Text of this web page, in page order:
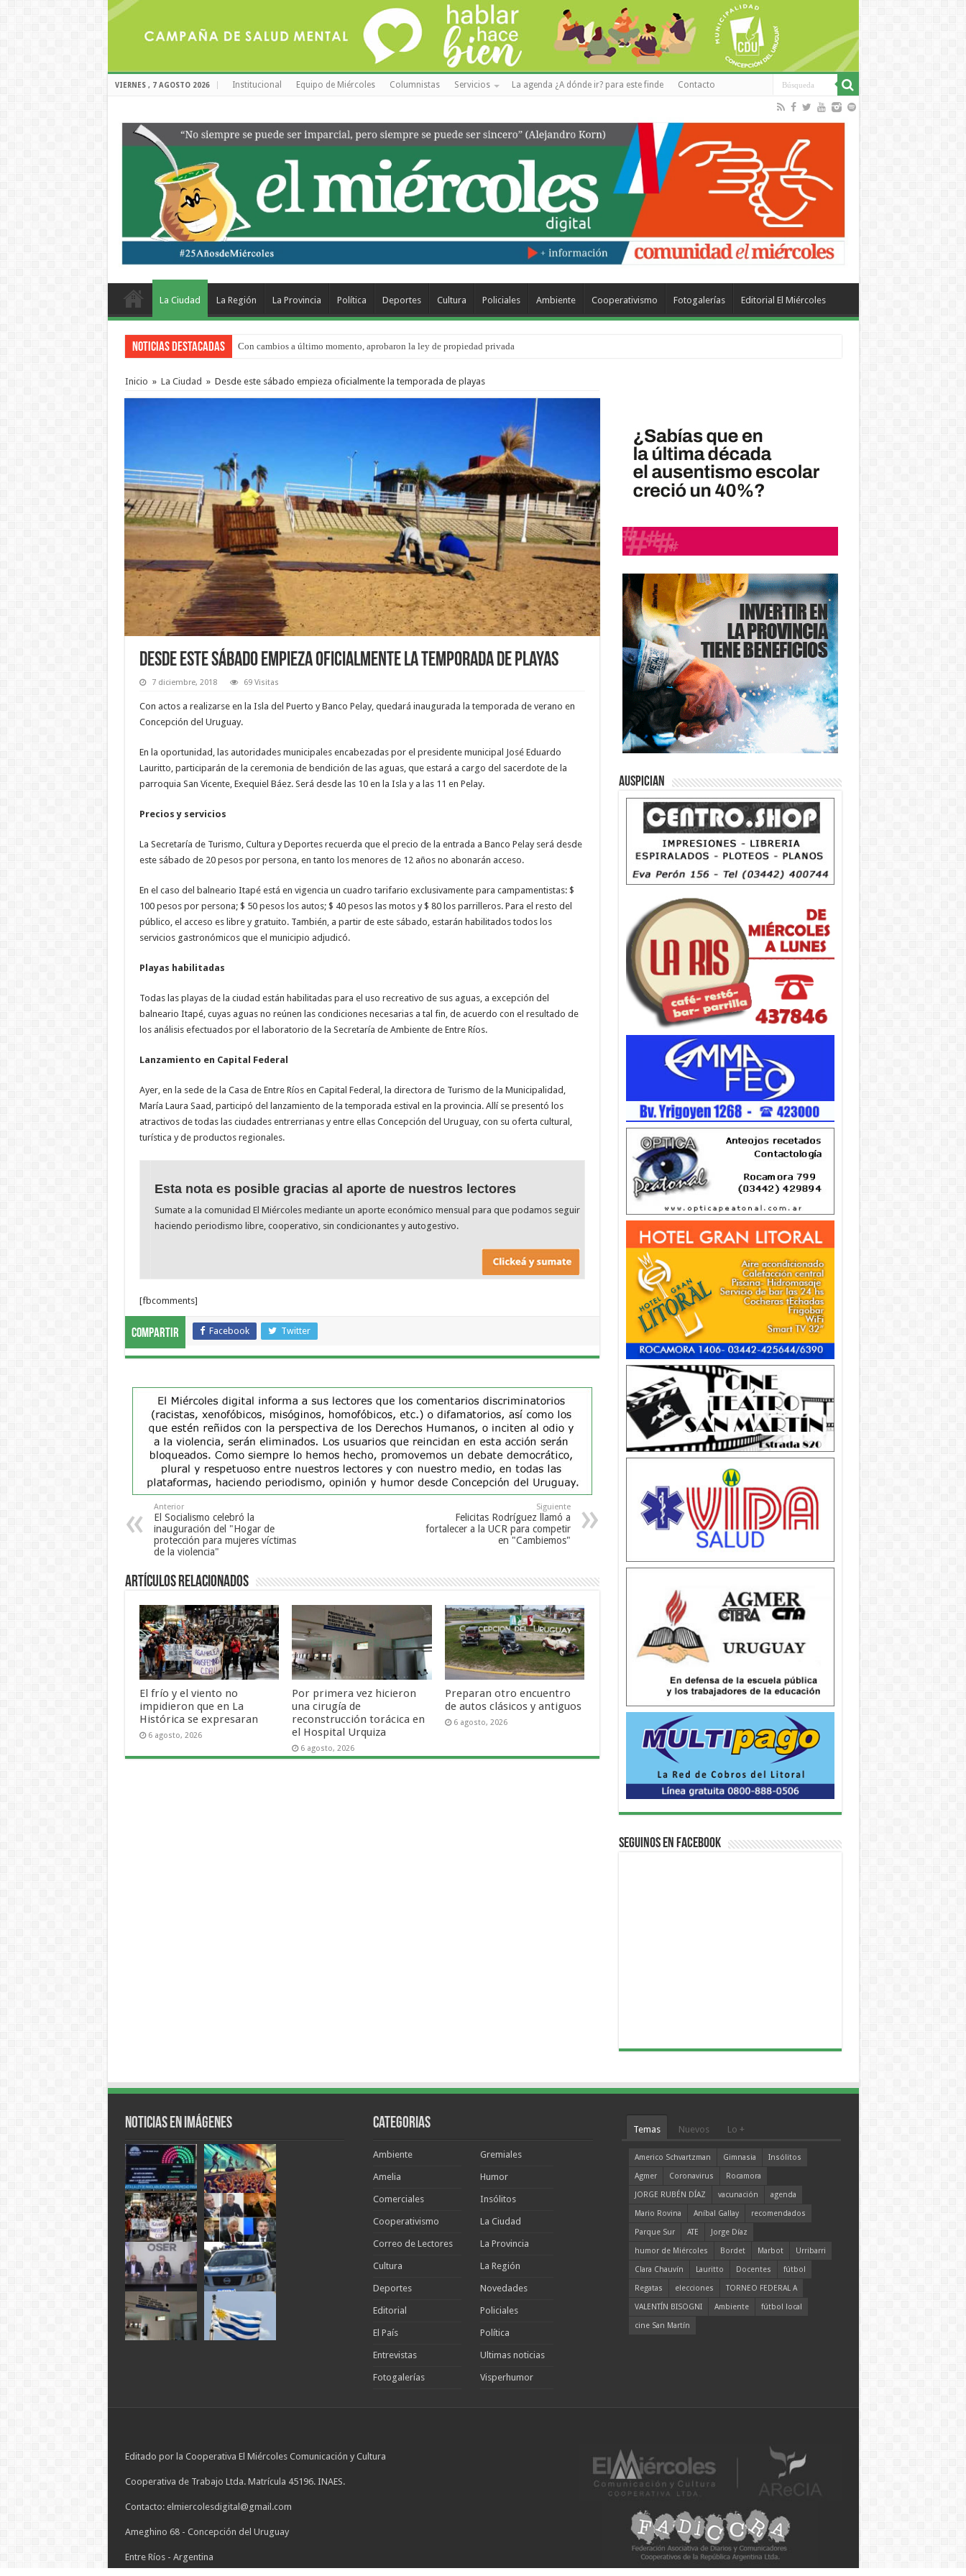
VIERNES , 7 AGOSTO 2026 Institucional Equipo de Miércoles Columnistas Servicios La agenda ¿A dónde ir? para este finde Contacto
La Ciudad La Región La Provincia Política Deportes Cultura Policiales Ambiente Cooperativismo Fotogalerías Editorial El Miércoles
Noticias Destacadas Con cambios a último momento, aprobaron la ley de propiedad privada
Inicio » La Ciudad » Desde este sábado empieza oficialmente la temporada de playas
Desde este sábado empieza oficialmente la temporada de playas
7 diciembre, 2018 69 Visitas
Con actos a realizarse en la Isla del Puerto y Banco Pelay, quedará inaugurada la temporada de verano en
Concepción del Uruguay.
En la oportunidad, las autoridades municipales encabezadas por el presidente municipal José Eduardo
Lauritto, participarán de la ceremonia de bendición de las aguas, que estará a cargo del sacerdote de la
parroquia San Vicente, Exequiel Báez. Será desde las 10 en la Isla y a las 11 en Pelay.
Precios y servicios
La Secretaría de Turismo, Cultura y Deportes recuerda que el precio de la entrada a Banco Pelay será desde
este sábado de 20 pesos por persona, en tanto los menores de 12 años no abonarán acceso.
En el caso del balneario Itapé está en vigencia un cuadro tarifario exclusivamente para campamentistas: $
100 pesos por persona; $ 50 pesos los autos; $ 40 pesos las motos y $ 80 los parrilleros. Para el resto del
público, el acceso es libre y gratuito. También, a partir de este sábado, estarán habilitados todos los
servicios gastronómicos que el municipio adjudicó.
Playas habilitadas
Todas las playas de la ciudad están habilitadas para el uso recreativo de sus aguas, a excepción del
balneario Itapé, cuyas aguas no reúnen las condiciones necesarias a tal fin, de acuerdo con el resultado de
los análisis efectuados por el laboratorio de la Secretaría de Ambiente de Entre Ríos.
Lanzamiento en Capital Federal
Ayer, en la sede de la Casa de Entre Ríos en Capital Federal, la directora de Turismo de la Municipalidad,
María Laura Saad, participó del lanzamiento de la temporada estival en la provincia. Allí se presentó los
atractivos de todas las ciudades entrerrianas y entre ellas Concepción del Uruguay, con su oferta cultural,
turística y de productos regionales.
Esta nota es posible gracias al aporte de nuestros lectores
Sumate a la comunidad El Miércoles mediante un aporte económico mensual para que podamos seguir
haciendo periodismo libre, cooperativo, sin condicionantes y autogestivo.
[fbcomments]
Compartir Facebook Twitter
Anterior
El Socialismo celebró la
inauguración del "Hogar de
protección para mujeres víctimas
de la violencia"
Siguiente
Felicitas Rodríguez llamó a
fortalecer a la UCR para competir
en "Cambiemos"
Artículos Relacionados
El frío y el viento no
impidieron que en La
Histórica se expresaran
6 agosto, 2026
Por primera vez hicieron
una cirugía de
reconstrucción torácica en
el Hospital Urquiza
6 agosto, 2026
Preparan otro encuentro
de autos clásicos y antiguos
6 agosto, 2026
Auspician
Seguinos en Facebook
Noticias en Imágenes Categorias
Ambiente
Amelia
Comerciales
Cooperativismo
Correo de Lectores
Cultura
Deportes
Editorial
El País
Entrevistas
Fotogalerías
Gremiales
Humor
Insólitos
La Ciudad
La Provincia
La Región
Novedades
Policiales
Política
Ultimas noticias
Visperhumor
Temas Nuevos Lo +
Americo Schvartzman Gimnasia
Insólitos
Agmer
Coronavirus
Rocamora
JORGE RUBÉN DÍAZ
vacunación
agenda
Mario Rovina
Aníbal Gallay
recomendados
Parque Sur
ATE
Jorge Díaz
humor de Miércoles
Bordet Marbot
Urribarri
Clara Chauvín
Lauritto Docentes
fútbol
Regatas
elecciones
TORNEO FEDERAL A
VALENTÍN BISOGNI
Ambiente
fútbol local
cine San Martín
Editado por la Cooperativa El Miércoles Comunicación y Cultura
Cooperativa de Trabajo Ltda. Matrícula 45196. INAES.
Contacto: elmiercolesdigital@gmail.com
Ameghino 68 - Concepción del Uruguay
Entre Ríos - Argentina